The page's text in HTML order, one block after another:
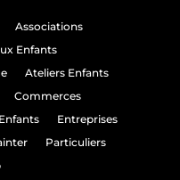
Associations
Enfants
Ateliers Enfants
Commerces
Enfants
Entreprises
Particuliers